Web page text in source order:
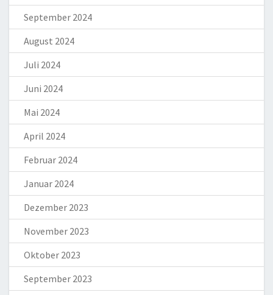
September 2024
August 2024
Juli 2024
Juni 2024
Mai 2024
April 2024
Februar 2024
Januar 2024
Dezember 2023
November 2023
Oktober 2023
September 2023